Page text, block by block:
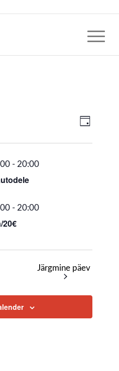
Views
Event
Views
Päeva
- 20:00
- 20:00
20€
Järgmine päev